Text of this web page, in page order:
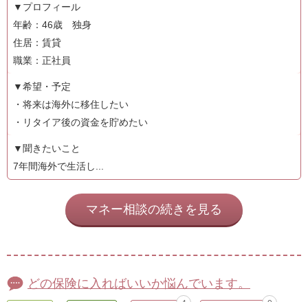
▼プロフィール
年齢：46歳 独身
住居：賃貸
職業：正社員
▼希望・予定
・将来は海外に移住したい
・リタイア後の資金を貯めたい
▼聞きたいこと
7年間海外で生活し...
マネー相談の続きを見る
どの保険に入ればいいか悩んでいます。